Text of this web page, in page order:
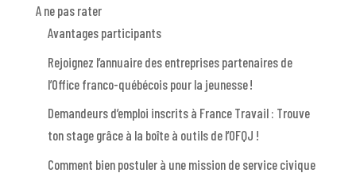
A ne pas rater
Avantages participants
Rejoignez l’annuaire des entreprises partenaires de
l’Office franco-québécois pour la jeunesse !
Demandeurs d’emploi inscrits à France Travail : Trouve
ton stage grâce à la boîte à outils de l’OFQJ !
Comment bien postuler à une mission de service civique